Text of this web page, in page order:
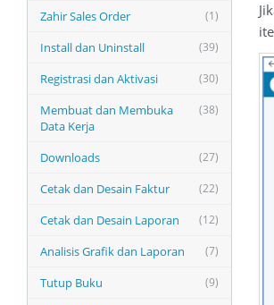
(1)
Zahir Sales Order
(39)
Install dan Uninstall
(30)
Registrasi dan Aktivasi
(38)
Membuat dan Membuka
Data Kerja
(27)
Downloads
(22)
Cetak dan Desain Faktur
(12)
Cetak dan Desain Laporan
(7)
Analisis Grafik dan Laporan
(9)
Tutup Buku